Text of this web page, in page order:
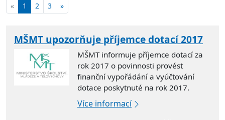
« 1 2 3 »
MŠMT upozorňuje příjemce dotací 2017
MŠMT informuje příjemce dotací za
rok 2017 o povinnosti provést
finanční vypořádání a vyúčtování
dotace poskytnuté na rok 2017.
Více informací